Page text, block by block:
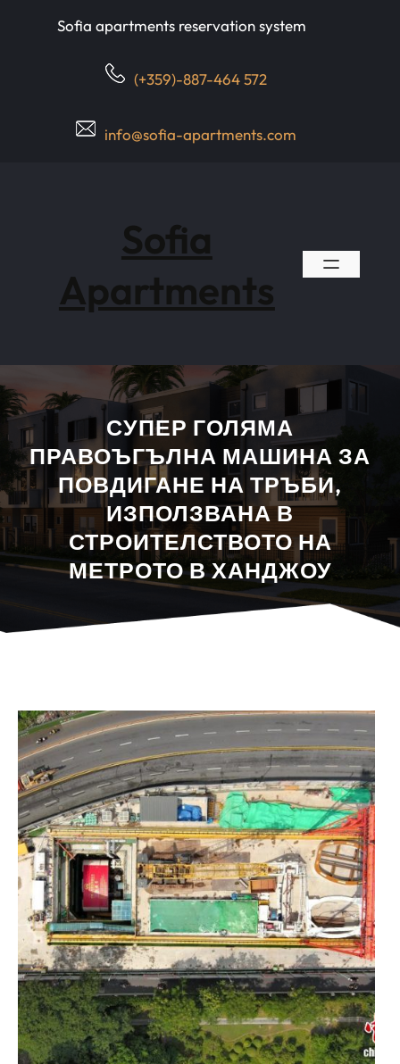
Sofia apartments reservation system
(+359)-887-464 572
info@sofia-apartments.com
Sofia
Apartments
СУПЕР ГОЛЯМА
ПРАВОЪГЪЛНА МАШИНА ЗА
ПОВДИГАНЕ НА ТРЪБИ,
ИЗПОЛЗВАНА В
СТРОИТЕЛСТВОТО НА
МЕТРОТО В ХАНДЖОУ